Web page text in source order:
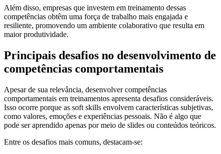
Além disso, empresas que investem em treinamento dessas
competências obtêm uma força de trabalho mais engajada e
resiliente, promovendo um ambiente colaborativo que resulta em
maior produtividade.
Principais desafios no desenvolvimento de
competências comportamentais
Apesar de sua relevância, desenvolver competências
comportamentais em treinamentos apresenta desafios consideráveis.
Isso ocorre porque as soft skills envolvem características subjetivas,
como valores, emoções e experiências pessoais. Não é algo que
pode ser aprendido apenas por meio de slides ou conteúdos teóricos.
Entre os desafios mais comuns, destacam-se: